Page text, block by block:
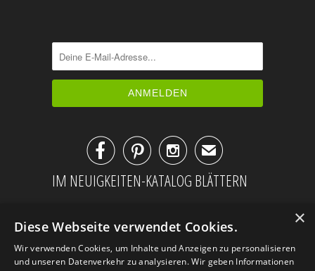
✉
IM NEUIGKEITEN-KATALOG BLÄTTERN
×
Diese Webseite verwendet Cookies.
Wir verwenden Cookies, um Inhalte und Anzeigen zu personalisieren
und unseren Datenverkehr zu analysieren. Wir geben Informationen